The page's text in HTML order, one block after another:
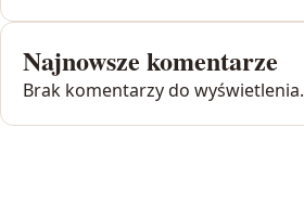
Najnowsze komentarze
Brak komentarzy do wyświetlenia.